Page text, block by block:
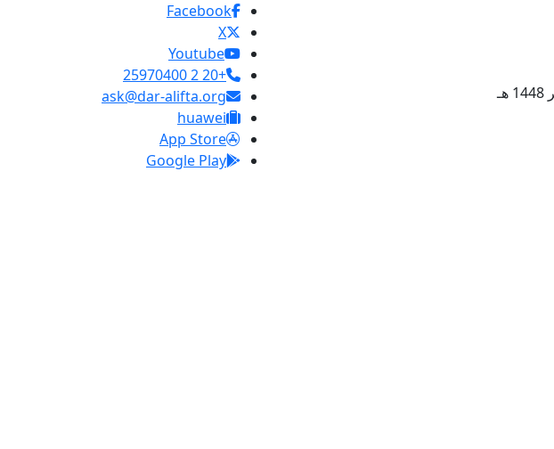
Facebook
X
Youtube
+20 2 25970400
ask@dar-alifta.org
huawei
App Store
Google Play